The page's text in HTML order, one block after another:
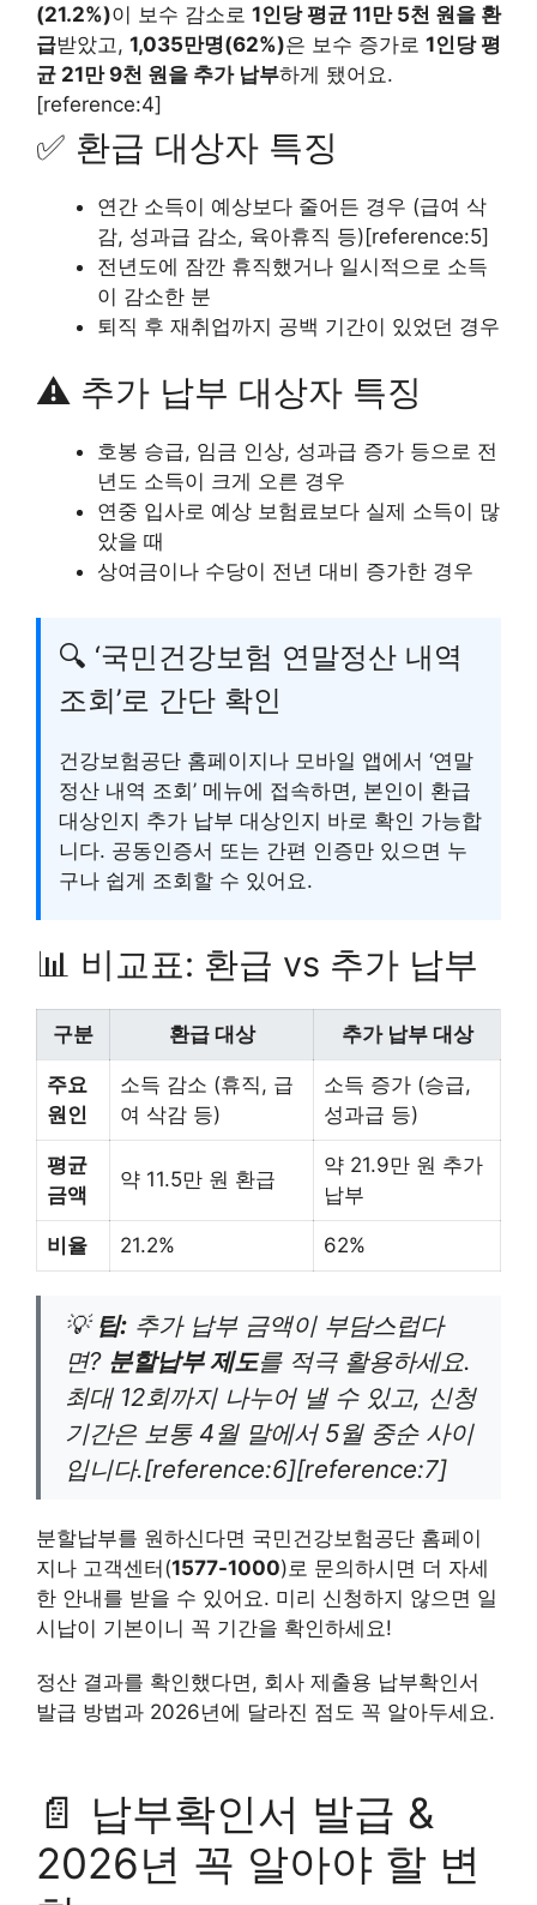
(21.2%)이 보수 감소로 1인당 평균 11만 5천 원을 환
급받았고, 1,035만명(62%)은 보수 증가로 1인당 평
균 21만 9천 원을 추가 납부하게 됐어요.
[reference:4]
✅ 환급 대상자 특징
연간 소득이 예상보다 줄어든 경우 (급여 삭
감, 성과급 감소, 육아휴직 등)[reference:5]
전년도에 잠깐 휴직했거나 일시적으로 소득
이 감소한 분
퇴직 후 재취업까지 공백 기간이 있었던 경우
⚠️ 추가 납부 대상자 특징
호봉 승급, 임금 인상, 성과급 증가 등으로 전
년도 소득이 크게 오른 경우
연중 입사로 예상 보험료보다 실제 소득이 많
았을 때
상여금이나 수당이 전년 대비 증가한 경우
🔍 ‘국민건강보험 연말정산 내역
조회’로 간단 확인
건강보험공단 홈페이지나 모바일 앱에서 ‘연말
정산 내역 조회’ 메뉴에 접속하면, 본인이 환급
대상인지 추가 납부 대상인지 바로 확인 가능합
니다. 공동인증서 또는 간편 인증만 있으면 누
구나 쉽게 조회할 수 있어요.
📊 비교표: 환급 vs 추가 납부
구분 환급 대상 추가 납부 대상
주요
원인
소득 감소 (휴직, 급
여 삭감 등)
소득 증가 (승급,
성과급 등)
평균
금액
약 11.5만 원 환급
약 21.9만 원 추가
납부
비율 21.2% 62%
💡 팁: 추가 납부 금액이 부담스럽다
면? 분할납부 제도를 적극 활용하세요.
최대 12회까지 나누어 낼 수 있고, 신청
기간은 보통 4월 말에서 5월 중순 사이
입니다.[reference:6][reference:7]
분할납부를 원하신다면 국민건강보험공단 홈페이
지나 고객센터(1577-1000)로 문의하시면 더 자세
한 안내를 받을 수 있어요. 미리 신청하지 않으면 일
시납이 기본이니 꼭 기간을 확인하세요!
정산 결과를 확인했다면, 회사 제출용 납부확인서
발급 방법과 2026년에 달라진 점도 꼭 알아두세요.
📄 납부확인서 발급 &
2026년 꼭 알아야 할 변